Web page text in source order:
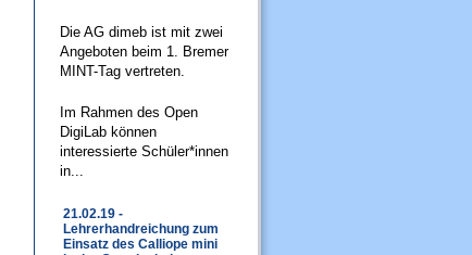
Die AG dimeb ist mit zwei
Angeboten beim 1. Bremer
MINT-Tag vertreten.
Im Rahmen des Open
DigiLab können
interessierte Schüler*innen
in...
21.02.19 -
Lehrerhandreichung zum
Einsatz des Calliope mini